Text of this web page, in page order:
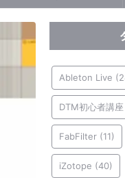
Ableton Live
DTM初心者講座
FabFilter (11)
iZotope (40)